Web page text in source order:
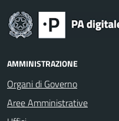
AMMINISTRAZIONE
Organi di Governo
Aree Amministrative